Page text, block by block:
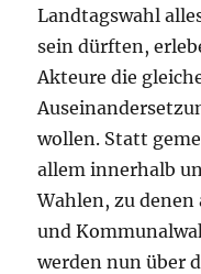
Landtagswahl
sein dürften,
Akteure die
wollen. Statt
allem innerhalb
Wahlen, zu
und
werden nun über